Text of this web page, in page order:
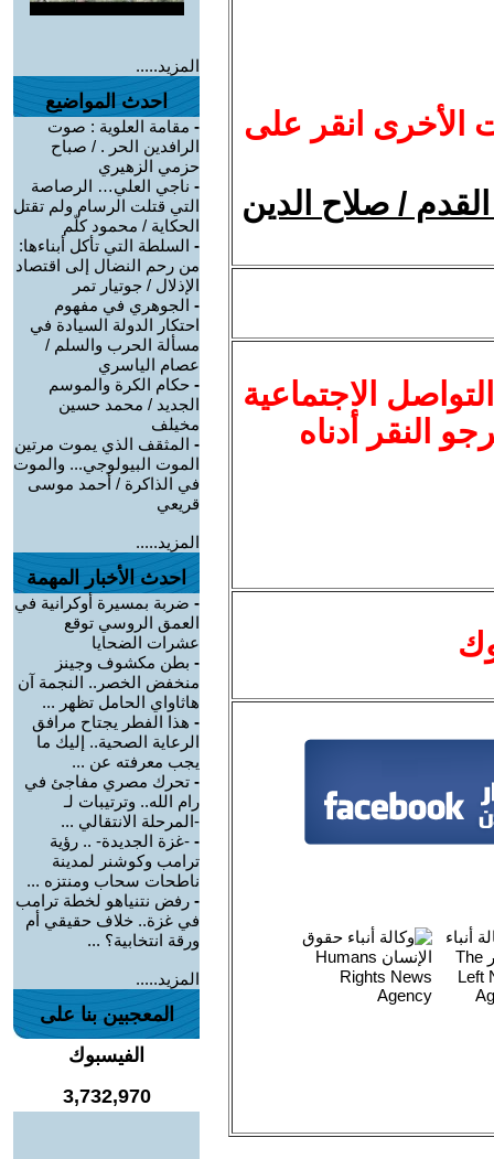
الأخرى انقر على
/ صلاح الدين
الاجتماعية
النقر أدناه
المزيد.....
احدث المواضيع
- مقامة العلوية : صوت
الرافدين الحر . / صباح
حزمي الزهيري
- ناجي العلي… الرصاصة
التي قتلت الرسام ولم تقتل
الحكاية / محمود كلّم
- السلطة التي تأكل أبناءها:
من رحم النضال إلى اقتصاد
الإذلال / جوتيار تمر
- الجوهري في مفهوم
احتكار الدولة السيادة في
مسألة الحرب والسلم /
عصام الياسري
- حكام الكرة والموسم
الجديد / محمد حسين
مخيلف
- المثقف الذي يموت مرتين
الموت البيولوجي... والموت
في الذاكرة / أحمد موسى
قريعي
المزيد.....
احدث الأخبار المهمة
- ضربة بمسيرة أوكرانية في
العمق الروسي توقع
عشرات الضحايا
- بطن مكشوف وجينز
منخفض الخصر.. النجمة آن
هاثاواي الحامل تظهر ...
- هذا الفطر يجتاح مرافق
الرعاية الصحية.. إليك ما
يجب معرفته عن ...
- تحرك مصري مفاجئ في
رام الله.. وترتيبات لـ
-المرحلة الانتقالي ...
- -غزة الجديدة- .. رؤية
ترامب وكوشنر لمدينة
ناطحات سحاب ومنتزه ...
- رفض نتنياهو لخطة ترامب
في غزة.. خلاف حقيقي أم
ورقة انتخابية؟ ...
المزيد.....
المعجبين بنا على
الفيسبوك
3,732,970